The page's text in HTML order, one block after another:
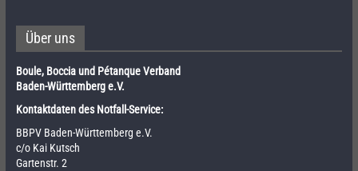
Über uns
Boule, Boccia und Pétanque Verband
Baden-Württemberg e.V.
Kontaktdaten des Notfall-Service:
BBPV Baden-Württemberg e.V.
c/o Kai Kutsch
Gartenstr. 2